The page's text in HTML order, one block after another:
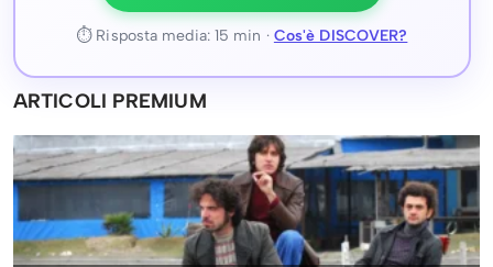
⏱ Risposta media: 15 min · Cos'è DISCOVER?
ARTICOLI PREMIUM